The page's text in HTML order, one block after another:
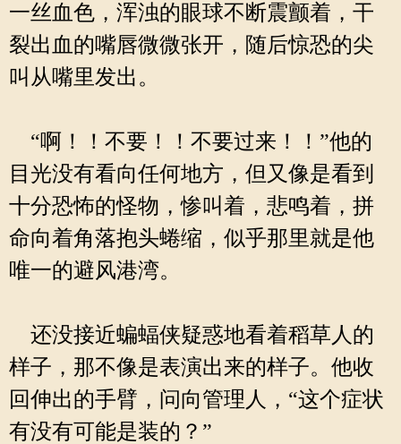
一丝血色，浑浊的眼球不断震颤着，干
裂出血的嘴唇微微张开，随后惊恐的尖
叫从嘴里发出。
“啊！！不要！！不要过来！！”他的
目光没有看向任何地方，但又像是看到
十分恐怖的怪物，惨叫着，悲鸣着，拼
命向着角落抱头蜷缩，似乎那里就是他
唯一的避风港湾。
还没接近蝙蝠侠疑惑地看着稻草人的
样子，那不像是表演出来的样子。他收
回伸出的手臂，问向管理人，“这个症状
有没有可能是装的？”